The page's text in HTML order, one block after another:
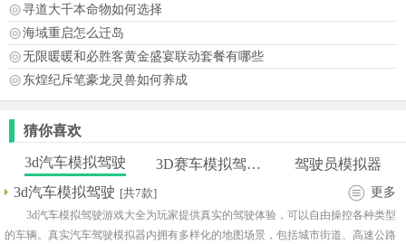
寻道大千本命物如何选择
海域重启怎么迁岛
无限暖暖和必胜客黄金盛宴联动套餐有哪些
东煌纪斥笔豪龙灵兽如何养成
猜你喜欢
3d汽车模拟驾驶 3D赛车模拟驾驶游戏
驾驶员模拟器
3d汽车模拟驾驶 [共7款] 更多
3d汽车模拟驾驶游戏大全为玩家提供真实的驾驶体验，可以自由操控各种类型
的车辆。真实汽车驾驶模拟器内拥有多样化的地图场景，包括城市街道、高速公路